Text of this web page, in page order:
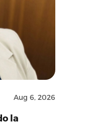
Aug 6, 2026
la